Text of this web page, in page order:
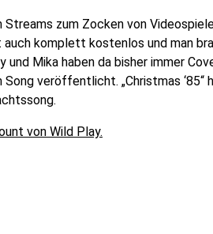
zum Zocken von
komplett kostenlos und man
und Mika haben da bisher immer
veröffentlicht. „Christmas ‘85“
von Wild Play.